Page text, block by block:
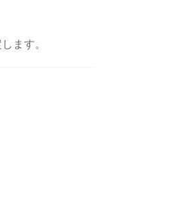
ます。